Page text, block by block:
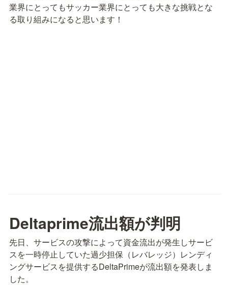
業界にとってもサッカー業界にとっても大きな挑戦とな
る取り組みになると思います！
Deltaprime流出額が判明
先日、サービスの攻撃によって資金流出が発生しサービ
スを一時停止していた過少担保（レバレッジ）レンディ
ングサービスを提供するDeltaPrimeが流出額を発表しま
した。